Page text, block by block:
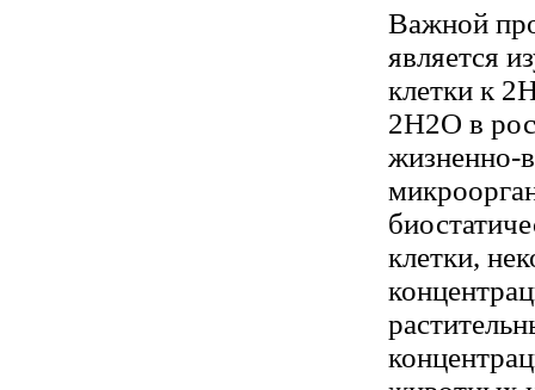
Важной
является
клетки к
2H2О в
жизненно-
клетки,